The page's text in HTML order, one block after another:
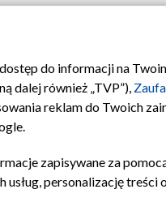
do informacji na
dalej również „TVP”),
reklam do Twoich
zapisywane za
personalizację treści